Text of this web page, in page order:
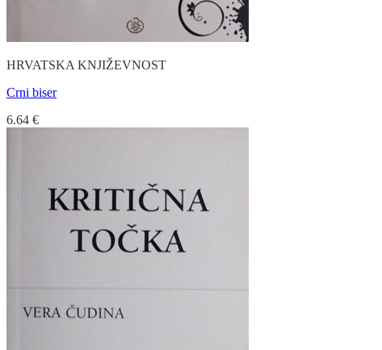
HRVATSKA KNJIŽEVNOST
Crni biser
6.64 €